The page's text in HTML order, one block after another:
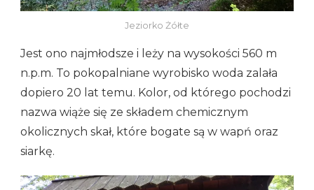
Jeziorko Żółte
Jest ono najmłodsze i leży na wysokości 560 m
n.p.m. To pokopalniane wyrobisko woda zalała
dopiero 20 lat temu. Kolor, od którego pochodzi
nazwa wiąże się ze składem chemicznym
okolicznych skał, które bogate są w wapń oraz
siarkę.